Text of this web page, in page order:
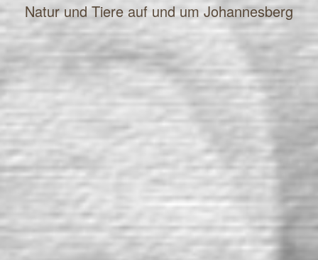
Natur und Tiere auf und um Johannesberg